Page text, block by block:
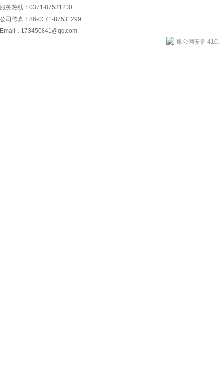
服务热线：0371-87531200
公司传真：86-0371-87531299
Email： 173450841@qq.com
豫公网安备